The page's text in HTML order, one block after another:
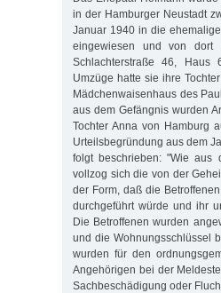
in der Hamburger Neustadt
Januar 1940 in die
eingewiesen und von
Schlachterstraße 46, Haus
Umzüge hatte sie ihre
Mädchenwaisenhaus des
aus dem Gefängnis wurden
Tochter Anna von Hamburg
Urteilsbegründung aus dem
folgt beschrieben: "Wie aus
vollzog sich die von der
der Form, daß die
durchgeführt würde und ihr
Die Betroffenen wurden
und die Wohnungsschlüssel
wurden für den
Angehörigen bei der
Sachbeschädigung oder